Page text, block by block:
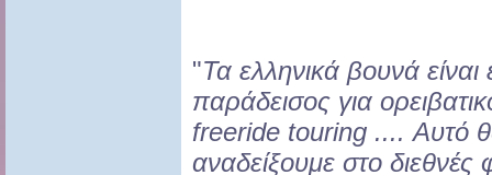
"Τα ελληνικά βουνά
παράδεισος για
freeride touring .... Αυτό
αναδείξουμε στο διεθνές